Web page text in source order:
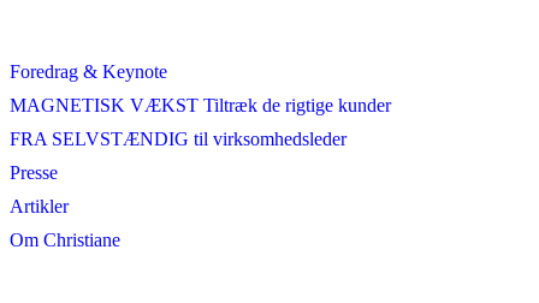
Foredrag & Keynote
MAGNETISK VÆKST Tiltræk de rigtige kunder
FRA SELVSTÆNDIG til virksomhedsleder
Presse
Artikler
Om Christiane